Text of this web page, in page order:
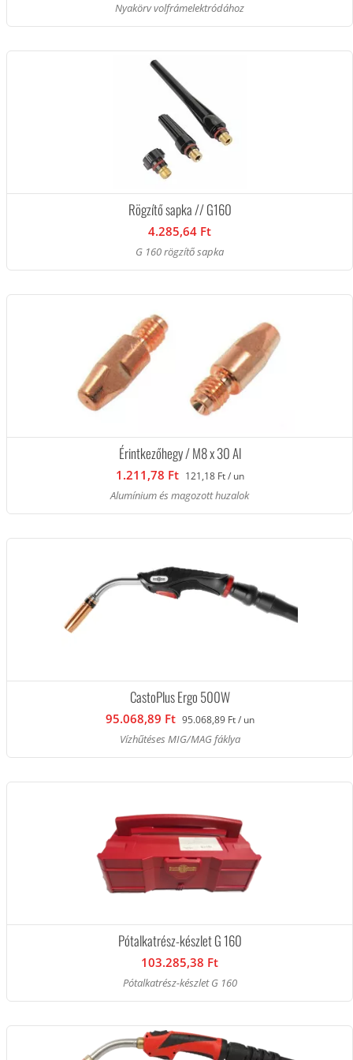
Nyakörv volfrámelektródához
Rögzítő sapka // G160
4.285,64 Ft
G 160 rögzítő sapka
Érintkezőhegy / M8 x 30 Al
1.211,78 Ft 121,18 Ft / un
Alumínium és magozott huzalok
CastoPlus Ergo 500W
95.068,89 Ft 95.068,89 Ft / un
Vízhűtéses MIG/MAG fáklya
Pótalkatrész-készlet G 160
103.285,38 Ft
Pótalkatrész-készlet G 160